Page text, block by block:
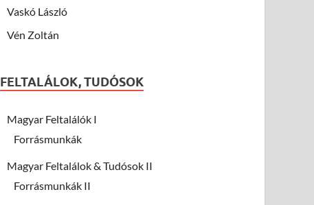
Vaskó László
Vén Zoltán
FELTALÁLOK, TUDÓSOK
Magyar Feltalálók I
Forrásmunkák
Magyar Feltalálok & Tudósok II
Forrásmunkák II